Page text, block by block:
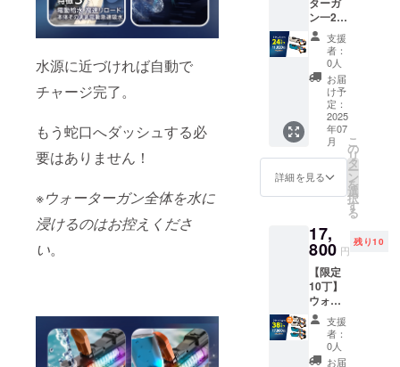
水源に近づければ自動で
チャージ完了。
もう蛇口へダッシュする必
要はありません！
※ウォーターガン全体を水に
浸けるのはお控えくださ
い。
る場合
があり
ます。
更にな
る可能
性もご
ざいま
す。ご
了承く
ださ
い。 ※
ご注文
状況、
使用部
給状
況、製
合等に
より出
荷時期
が遅れ
る場合
があり
ます。
産効率
が向上
した場
合、正
規販売
価格が
販売予
定価格
より下
がる可
能性も
ます。
※デザイ
更にな
る可能
性もご
ざいま
す。ご
了承く
ださ
い。 ※
ご注文
で25～
30分 ●
材質：
ABS樹
脂 ●サ
イズ：
43×17.5
×6.5cm
●重さ：
0.8kg（
水無し
の場
合） ●
360ml ※
価格は
税込・
送料込
です。
※皆様の
ご支援
購入に
より量
産効率
対象年
齢：8歳
以上 ●
発射距
離：最
大8～
10m ●
バッテ
リー：
7.4V リ
チウム
電池
フル充
リーの
持続時
間：連
続使用
で25～
30分 ●
材質：
ABS樹
脂 ●サ
イズ：
ン一2丁
【早割
24％OF
F】 一
般販売
価格：
14,500
⇒11,02
（3,480
円
OFF！
） 【商
細】 ●
対象年
齢：8歳
以上 ●
発射距
離：最
大8～
10m ●
バッテ
リー：
支援
者：
0人
お届
け予
定：
2025
年07
月
詳細を見る
こ
の
リ
タ
ー
ン
を
選
択
す
る
17,
800 円
残り10
【限定
10丁】
ウォー
ターガ
ン4丁
【超々
早割
支援
者：
0人
お届